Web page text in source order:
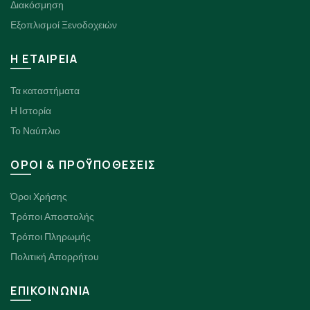
Διακόσμηση
Εξοπλισμοί Ξενοδοχειών
H ΕΤΑΙΡΕΙΑ
Τα καταστήματα
Η Ιστορία
Το Ναύπλιο
ΟΡΟΙ & ΠΡΟΫΠΟΘΕΣΕΙΣ
Όροι Χρήσης
Τρόποι Αποστολής
Τρόποι Πληρωμής
Πολιτική Απορρήτου
ΕΠΙΚΟΙΝΩΝΙΑ